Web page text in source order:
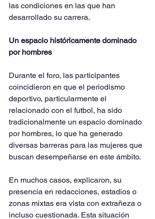
las condiciones en las que han
desarrollado su carrera.
Un espacio históricamente dominado
por hombres
Durante el foro, las participantes
coincidieron en que el periodismo
deportivo, particularmente el
relacionado con el futbol, ha sido
tradicionalmente un espacio dominado
por hombres, lo que ha generado
diversas barreras para las mujeres que
buscan desempeñarse en este ámbito.
En muchos casos, explicaron, su
presencia en redacciones, estadios o
zonas mixtas era vista con extrañeza o
incluso cuestionada. Esta situación